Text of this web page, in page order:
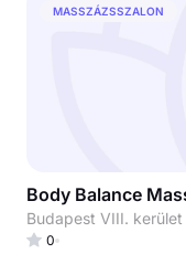
MASSZÁZSSZALON
Body Balance
Budapest VIII.
0